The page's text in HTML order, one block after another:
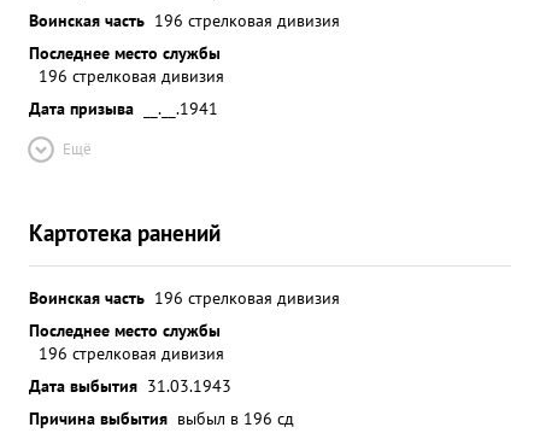
Воинская часть 196 стрелковая дивизия
Последнее место службы
196 стрелковая дивизия
Дата призыва
__.__.1941
Ещё
Картотека ранений
Воинская часть 196 стрелковая дивизия
Последнее место службы
196 стрелковая дивизия
Дата выбытия 31.03.1943
Причина выбытия выбыл в 196 сд